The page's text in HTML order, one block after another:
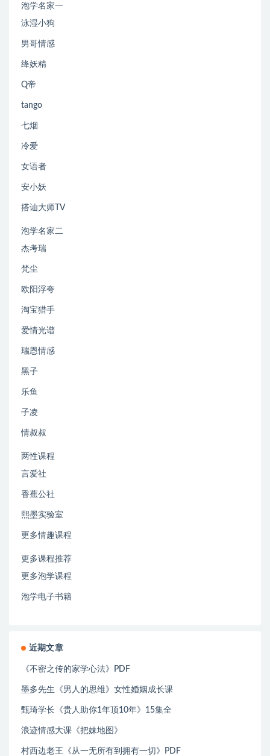
泡学名家一
泳湿小狗
男哥情感
绛妖精
Q帝
tango
七烟
冷爱
女语者
安小妖
搭讪大师TV
泡学名家二
杰考瑞
梵尘
欧阳浮夸
淘宝猎手
爱情光谱
瑞恩情感
黑子
乐鱼
子凌
情叔叔
两性课程
言爱社
香蕉公社
熙墨实验室
更多情趣课程
更多课程推荐
更多泡学课程
泡学电子书籍
近期文章
《不密之传的家学心法》PDF
墨多先生《男人的思维》女性婚姻成长课
甄琦学长《贵人助你1年顶10年》15集全
浪迹情感大课《把妹地图》
村西边老王《从一无所有到拥有一切》PDF